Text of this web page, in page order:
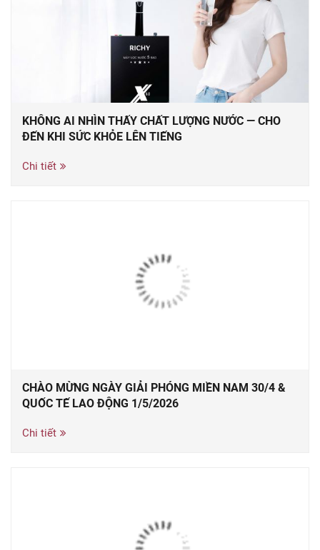
KHÔNG AI NHÌN THẤY CHẤT LƯỢNG NƯỚC — CHO
ĐẾN KHI SỨC KHỎE LÊN TIẾNG
Chi tiết
CHÀO MỪNG NGÀY GIẢI PHÓNG MIỀN NAM 30/4 &
QUỐC TẾ LAO ĐỘNG 1/5/2026
Chi tiết